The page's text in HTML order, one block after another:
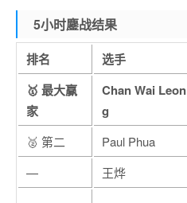
5小时鏖战结果
排名 选手
🥇 最大赢
家
Chan Wai Leon
g
🥈 第二 Paul Phua
—
王烨